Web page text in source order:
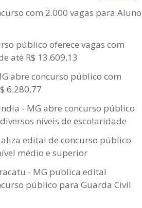
com 2.000 vagas para
público oferece vagas com
até R$ 13.609,13
abre concurso público com
6.280,77
- MG abre concurso público
níveis de escolaridade
edital de concurso público
médio e superior
- MG publica edital
público para Guarda Civil